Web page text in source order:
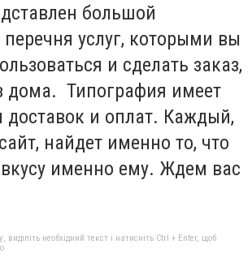
большой
перечня услуг, которыми вы
и сделать заказ,
дома. Типография имеет
доставок и оплат. Каждый,
найдет именно то, что
именно ему. Ждем вас
необхідний текст і натисніть Ctrl + Enter, щоб